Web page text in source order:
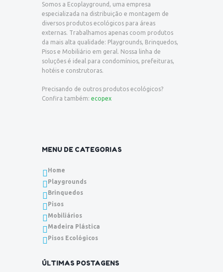
Somos a Ecoplayground, uma empresa
especializada na distribuição e montagem de
diversos produtos ecológicos para áreas
externas. Trabalhamos apenas coom produtos
da mais alta qualidade: Playgrounds, Brinquedos,
Pisos e Mobiliário em geral. Nossa linha de
soluções é ideal para condomínios, prefeituras,
hotéis e construtoras.
Precisando de outros produtos ecológicos?
Confira também: ecopex
MENU DE CATEGORIAS
Home
Playgrounds
Brinquedos
Pisos
Mobiliários
Madeira Plástica
Pisos Ecológicos
ÚLTIMAS POSTAGENS